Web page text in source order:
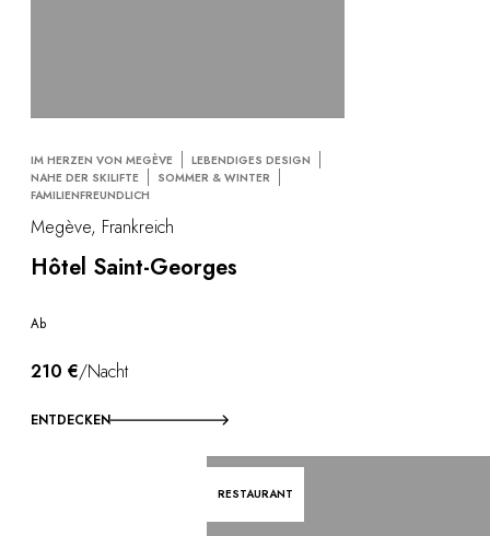
IM HERZEN VON MEGÈVE
LEBENDIGES DESIGN
NAHE DER SKILIFTE
SOMMER & WINTER
FAMILIENFREUNDLICH
Megève, Frankreich
Hôtel Saint-Georges
Ab
210 €/Nacht
ENTDECKEN
RESTAURANT